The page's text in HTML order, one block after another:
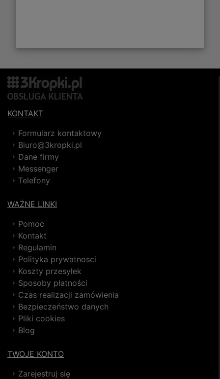
KONTAKT
Formularz kontaktowy
Biuro@3kropki.pl
Dane firmy
Messenger
Telefony
WAŻNE LINKI
Pomoc
Kontakt
Regulamin
Polityka prywatnosci
Koszty przesyłek
Sposoby płatności
Czas realizacji zamówienia
Bezpieczeństwo danych
Pliki cookies
Blog
TWOJE KONTO
Zarejestruj się